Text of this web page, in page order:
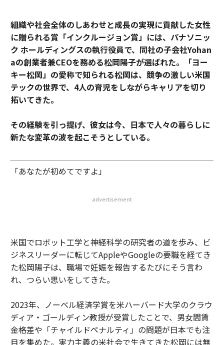
組織や社会全体のしあわせと成長の実現に貢献した女性
に贈られる賞「インクルージョン賞」には、パナソニッ
ク ホールディングスの執行役員で、同社の子会社Yohan
aの創業者兼CEOを務める松岡陽子が選ばれた。「ヨー
キー松岡」の愛称で知られる松岡は、競争の激しい米国
テックの世界で、4人の育児をしながらキャリアを切り
拓いてきた。
その経験を引っ提げ、彼女は今、日本で人々の暮らしに
新たな変革の波を起こそうとしている。
「あなたが初めてですよ」
advertisement
米国でロボット工学と神経科学の研究者の道を歩み、ビ
ジネスリーダーに転じてAppleやGoogleの要職を経てき
た松岡陽子は、職場で妊娠を報告するたびにそう言わ
れ、つらい思いをしてきた。
2023年、ノーベル経済学賞を米ハーバード大学のクラウ
ディア・ゴールディン教授が受賞したことで、男女間賃
金格差や「チャイルドペナルティ」の問題が日本でも注
目を集めた。実力主義の米社会で生きてきた松岡には無